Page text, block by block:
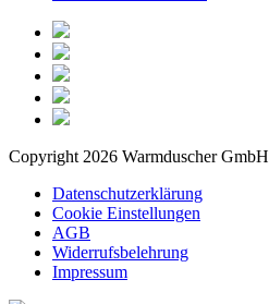
Copyright 2026 Warmduscher GmbH
Datenschutzerklärung
Cookie Einstellungen
AGB
Widerrufsbelehrung
Impressum